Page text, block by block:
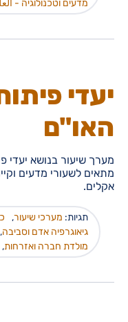
מדעים וטכנולוגיה -
יעדי
האו"ם
מתאים לשעורי מדעים
אקלים.
תגיות: מערכי שיעור,
גיאוגרפיה אדם וסביבה,
מולדת חברה ואזרחות,